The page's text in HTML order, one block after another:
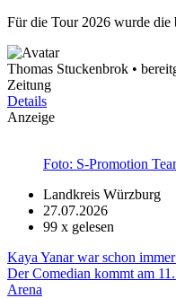
Für die Tour 2026 wurde die
Thomas Stuckenbrok •
Zeitung
Details
Anzeige
Foto: S-Promotion
Landkreis Würzburg
27.07.2026
99 x gelesen
Kaya Yanar war schon
Der Comedian kommt am
Arena